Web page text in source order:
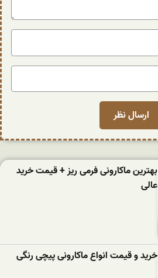
بهترین ماکارونی فرمی ریز + قیمت خرید
عالی
خرید و قیمت انواع ماکارونی پیچی رنگی